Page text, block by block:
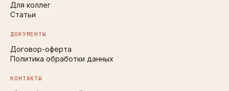
Для коллег
Статьи
ДОКУМЕНТЫ
Договор-оферта
Политика обработки данных
КОНТАКТЫ